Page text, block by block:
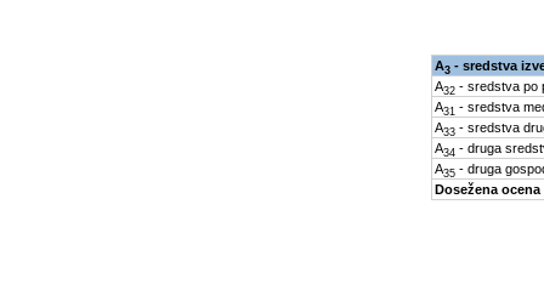
A3- sredstva
A32- sredstva po
A31 - sredstva
A33- sredstva
A34 - druga
A35- druga
Dosežena ocena